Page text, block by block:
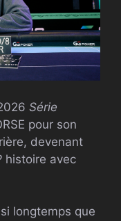
Série
pour son
devenant
histoire avec
longtemps que